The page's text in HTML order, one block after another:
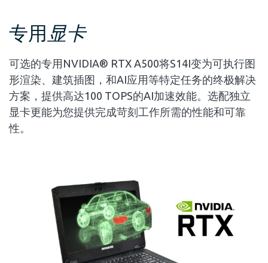
专用显卡
可选的专用NVIDIA® RTX A500将S14I变为可执行图
形渲染、建筑插图，和AI应用等特定任务的终极解决
方案，提供高达100 TOPS的AI加速效能。选配独立
显卡更能为您提供完成苛刻工作所需的性能和可靠
性。